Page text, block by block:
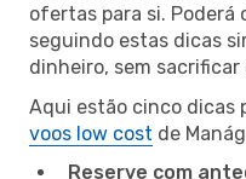
ofertas para si. Poderá
seguindo estas dicas
dinheiro, sem
Aqui estão cinco dicas
voos low cost de
Reserve com